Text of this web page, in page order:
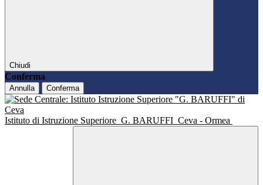
Chiudi
Conferma
Annulla Conferma
Istituto di Istruzione Superiore G. BARUFFI Ceva - Ormea